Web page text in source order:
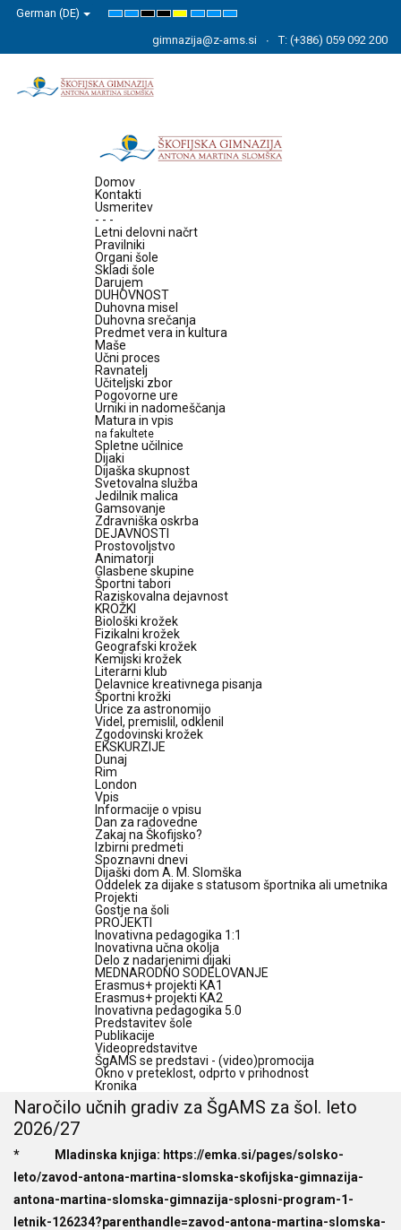
German (DE)
Default
NightHigh
Black
White
High
Black
Yellow
High
Yellow
Black
Set
Font
Set
Font
Set
Font
gimnazija@z-ams.si T: (+386) 059 092 200
Domov
Kontakti
Usmeritev
- - -
Letni delovni načrt
Pravilniki
Organi šole
Skladi šole
Darujem
DUHOVNOST
Duhovna misel
Duhovna srečanja
Predmet vera in kultura
Maše
Učni proces
Ravnatelj
Učiteljski zbor
Pogovorne ure
Urniki in nadomeščanja
Matura in vpis
na fakultete
Spletne učilnice
Dijaki
Dijaška skupnost
Svetovalna služba
Jedilnik malica
Gamsovanje
Zdravniška oskrba
DEJAVNOSTI
Prostovoljstvo
Animatorji
Glasbene skupine
Športni tabori
Raziskovalna dejavnost
KROŽKI
Biološki krožek
Fizikalni krožek
Geografski krožek
Kemijski krožek
Literarni klub
Delavnice kreativnega pisanja
Športni krožki
Urice za astronomijo
Videl, premislil, odklenil
Zgodovinski krožek
EKSKURZIJE
Dunaj
Rim
London
Vpis
Informacije o vpisu
Dan za radovedne
Zakaj na Škofijsko?
Izbirni predmeti
Spoznavni dnevi
Dijaški dom A. M. Slomška
Oddelek za dijake s statusom športnika ali umetnika
Projekti
Gostje na šoli
PROJEKTI
Inovativna pedagogika 1:1
Inovativna učna okolja
Delo z nadarjenimi dijaki
MEDNARODNO SODELOVANJE
Erasmus+ projekti KA1
Erasmus+ projekti KA2
Inovativna pedagogika 5.0
Predstavitev šole
Publikacije
Videopredstavitve
ŠgAMS se predstavi - (video)promocija
Okno v preteklost, odprto v prihodnost
Kronika
Naročilo učnih gradiv za ŠgAMS za šol. leto
2026/27
* Mladinska knjiga: https://emka.si/pages/solsko-
leto/zavod-antona-martina-slomska-skofijska-gimnazija-
antona-martina-slomska-gimnazija-splosni-program-1-
letnik-126234?parenthandle=zavod-antona-martina-slomska-